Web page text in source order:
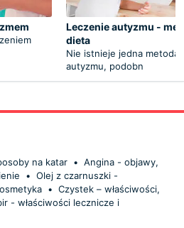
Leczenie autyzmu -
dieta
Nie istnieje jedna metoda
autyzmu, podobn
na katar • Angina - objawy,
• Olej z czarnuszki -
• Czystek – właściwości,
- właściwości lecznicze i